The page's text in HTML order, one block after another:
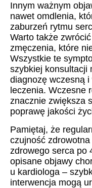
Innym ważnym
nawet omdlenia,
zaburzeń rytmu
Warto także
zmęczenia, które
Wszystkie te
szybkiej konsultacji
diagnozę wczesną
leczenia. Wczesne
znacznie zwiększa
poprawę jakości
Pamiętaj, że
czujność
zdrowego serca po
opisane objawy
u kardiologa –
interwencja mogą